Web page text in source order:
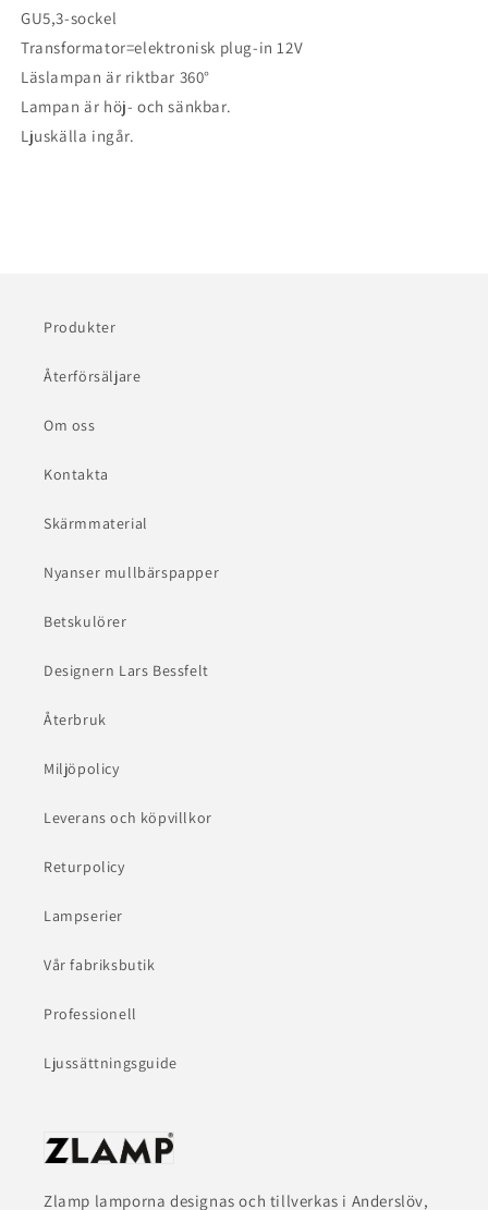
GU5,3-sockel
Transformator=elektronisk plug-in 12V
Läslampan är riktbar 360°
Lampan är höj- och sänkbar.
Ljuskälla ingår.
Produkter
Återförsäljare
Om oss
Kontakta
Skärmmaterial
Nyanser mullbärspapper
Betskulörer
Designern Lars Bessfelt
Återbruk
Miljöpolicy
Leverans och köpvillkor
Returpolicy
Lampserier
Vår fabriksbutik
Professionell
Ljussättningsguide
Zlamp lamporna designas och tillverkas i Anderslöv,